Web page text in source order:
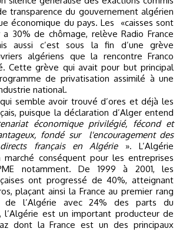
transparence du gouvernement algérien
économique du pays. Les
«caisses sont
30% de chômage, relève Radio France
aussi c’est sous la fin d’une grève
algériens que la rencontre Franco
Cette grève qui avait pour but principal
de privatisation assimilé à une
national.
semble avoir trouvé d’ores et déjà les
puisque la déclaration d’Alger entend
économique privilégié, fécond et
fondé sur
l'encouragement des
français en Algérie».
L’Algérie
conséquent pour les entreprises
notamment. De 1999 à 2001, les
ont progressé de 40%, atteignant
plaçant ainsi la France au premier rang
de l’Algérie avec 24% des parts du
l’Algérie est un important producteur de
dont la France est un des principaux